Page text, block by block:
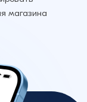
магазина